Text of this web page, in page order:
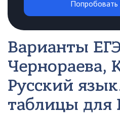
Попробовать
Варианты
Чернораева,
Русский
таблицы для